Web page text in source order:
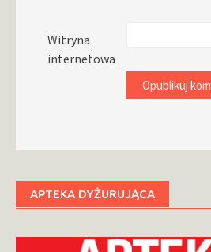
Witryna
internetowa
APTEKA DYŻURUJĄCA